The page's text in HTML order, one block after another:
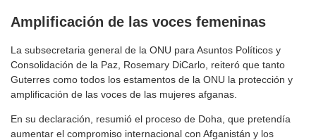
Amplificación de las voces femeninas
La subsecretaria general de la ONU para Asuntos Políticos y
Consolidación de la Paz, Rosemary DiCarlo, reiteró que tanto
Guterres como todos los estamentos de la ONU la protección y
amplificación de las voces de las mujeres afganas.
En su declaración, resumió el proceso de Doha, que pretendía
aumentar el compromiso internacional con Afganistán y los